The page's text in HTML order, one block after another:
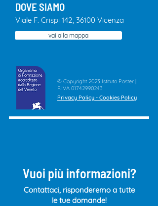
DOVE SIAMO
​Viale F. Crispi 142, 36100 Vicenza
vai alla mappa
© Copyright 2023 Istituto Poster |
P.IVA 01742990243
Privacy Policy - Cookies Policy
Vuoi più informazioni?
Contattaci, risponderemo a tutte
le tue domande!